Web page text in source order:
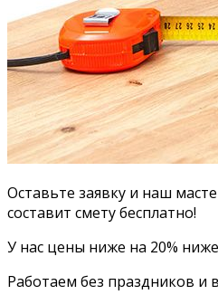
Оставьте заявку и наш
составит смету бесплатно!
У нас цены ниже на 20%
Работаем без праздников и